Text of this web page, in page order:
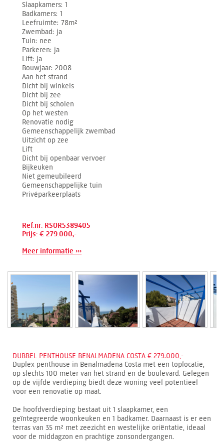
Slaapkamers 1
Badkamers 1
Leefruimte 78m²
Zwembad ja
Tuin nee
Parkeren ja
Lift ja
Bouwjaar 2008
Aan het strand
Dicht bij winkels
Dicht bij zee
Dicht bij scholen
Op het westen
Renovatie nodig
Gemeenschappelijk zwembad
Uitzicht op zee
Lift
Dicht bij openbaar vervoer
Bijkeuken
Niet gemeubileerd
Gemeenschappelijke tuin
Privéparkeerplaats
Ref.nr: RSOR5389405
Prijs: € 279.000,-
Meer informatie ›››
DUBBEL PENTHOUSE BENALMADENA COSTA € 279.000,-
Duplex penthouse in Benalmadena Costa met een toplocatie,
op slechts 100 meter van het strand en de boulevard. Gelegen
op de vijfde verdieping biedt deze woning veel potentieel
voor een renovatie op maat.
De hoofdverdieping bestaat uit 1 slaapkamer, een
geïntegreerde woonkeuken en 1 badkamer. Daarnaast is er een
terras van 35 m² met zeezicht en westelijke oriëntatie, ideaal
voor de middagzon en prachtige zonsondergangen.